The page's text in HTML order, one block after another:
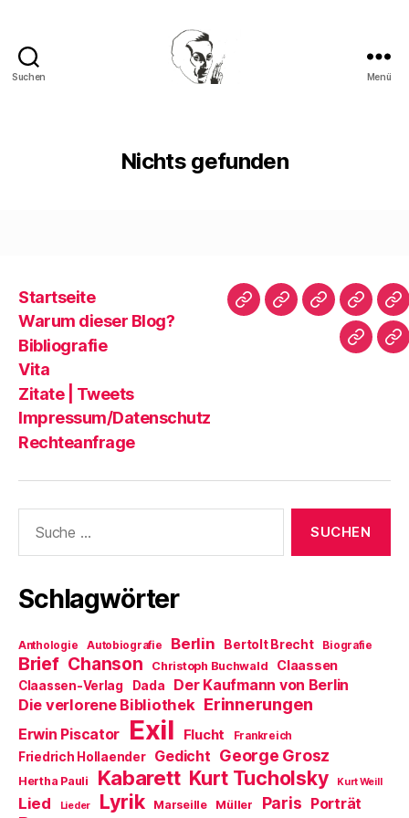
Suchen Menü
Nichts gefunden
Startseite
Warum dieser Blog?
Bibliografie
Vita
Zitate | Tweets
Impressum/Datenschutz
Rechteanfrage
Startseite
WarumBibliografie
Vita
|
nach:
Schlagwörter
Anthologie Autobiografie Berlin Bertolt Brecht Biografie
Brief Chanson Christoph Buchwald Claassen
Claassen-Verlag Dada Der Kaufmann von Berlin
Die verlorene Bibliothek Erinnerungen
Erwin Piscator Exil Flucht Frankreich
Friedrich Hollaender Gedicht George Grosz
Hertha Pauli Kabarett Kurt Tucholsky Kurt Weill
Lied Lieder Lyrik Marseille Müller Paris Porträt